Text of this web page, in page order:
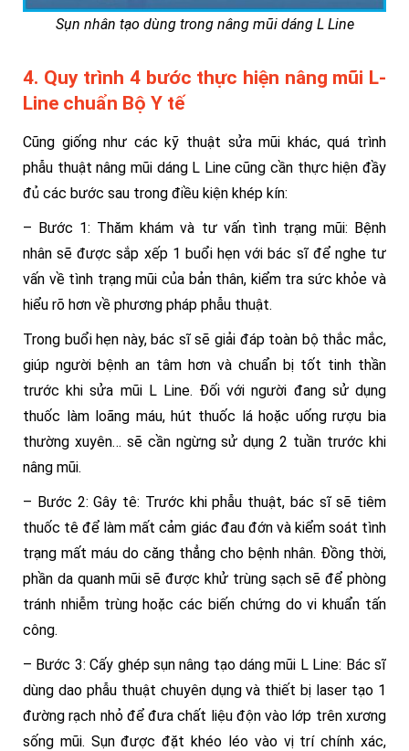
Sụn nhân tạo dùng trong nâng mũi dáng L Line
4. Quy trình 4 bước thực hiện nâng mũi L-
Line chuẩn Bộ Y tế
Cũng giống như các kỹ thuật sửa mũi khác, quá trình
phẫu thuật nâng mũi dáng L Line cũng cần thực hiện đầy
đủ các bước sau trong điều kiện khép kín:
– Bước 1: Thăm khám và tư vấn tình trạng mũi: Bệnh
nhân sẽ được sắp xếp 1 buổi hẹn với bác sĩ để nghe tư
vấn về tình trạng mũi của bản thân, kiểm tra sức khỏe và
hiểu rõ hơn về phương pháp phẫu thuật.
Trong buổi hẹn này, bác sĩ sẽ giải đáp toàn bộ thắc mắc,
giúp người bệnh an tâm hơn và chuẩn bị tốt tinh thần
trước khi sửa mũi L Line. Đối với người đang sử dụng
thuốc làm loãng máu, hút thuốc lá hoặc uống rượu bia
thường xuyên… sẽ cần ngừng sử dụng 2 tuần trước khi
nâng mũi.
– Bước 2: Gây tê: Trước khi phẫu thuật, bác sĩ sẽ tiêm
thuốc tê để làm mất cảm giác đau đớn và kiểm soát tình
trạng mất máu do căng thẳng cho bệnh nhân. Đồng thời,
phần da quanh mũi sẽ được khử trùng sạch sẽ để phòng
tránh nhiễm trùng hoặc các biến chứng do vi khuẩn tấn
công.
– Bước 3: Cấy ghép sụn nâng tạo dáng mũi L Line: Bác sĩ
dùng dao phẫu thuật chuyên dụng và thiết bị laser tạo 1
đường rạch nhỏ để đưa chất liệu độn vào lớp trên xương
sống mũi. Sụn được đặt khéo léo vào vị trí chính xác,